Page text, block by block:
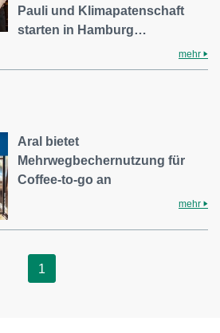
Pauli und Klimapatenschaft
starten in Hamburg…
mehr
Aral bietet
Mehrwegbechernutzung für
Coffee-to-go an
mehr
1